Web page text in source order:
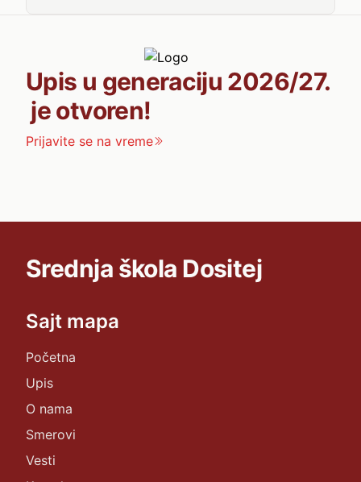
Upis u generaciju 2026/27.
je otvoren!
Prijavite se na vreme
Srednja škola Dositej
Sajt mapa
Početna
Upis
O nama
Smerovi
Vesti